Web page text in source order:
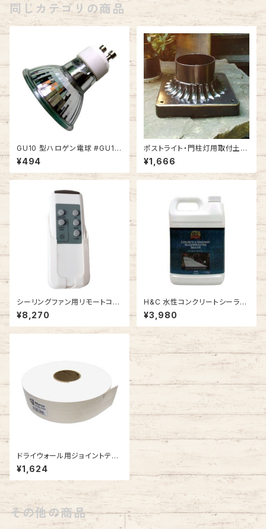
同じカテゴリの商品
GU10 型ハロゲン電球 #GU10
-35
¥494
ポストライト・門柱灯用取付土台
ピアベース #100BK-BZ
¥1,666
シーリングファン用リモートコン
トローラー #154088
¥8,270
H&C 水性コンクリートシーラー
#SEALW-1
¥3,980
ドライウォール用ジョイントテー
プ #161512
¥1,624
その他の商品